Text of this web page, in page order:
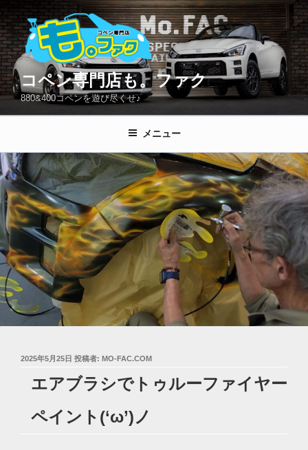
ン
テ
ン
ツ
へ
プ
コペン専門店も。ファク
880&400コペンを遊び尽くせ♪
メニュー
投
2025年5月25日 投稿者: MO-FAC.COM
エアブラシでトゥルーファイヤー
ペイント(‘ω’)ノ